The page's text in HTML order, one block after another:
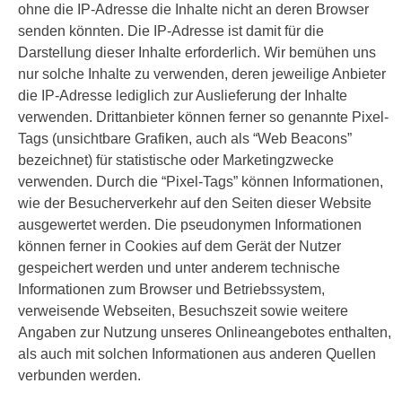
ohne die IP-Adresse die Inhalte nicht an deren Browser
senden könnten. Die IP-Adresse ist damit für die
Darstellung dieser Inhalte erforderlich. Wir bemühen uns
nur solche Inhalte zu verwenden, deren jeweilige Anbieter
die IP-Adresse lediglich zur Auslieferung der Inhalte
verwenden. Drittanbieter können ferner so genannte Pixel-
Tags (unsichtbare Grafiken, auch als “Web Beacons”
bezeichnet) für statistische oder Marketingzwecke
verwenden. Durch die “Pixel-Tags” können Informationen,
wie der Besucherverkehr auf den Seiten dieser Website
ausgewertet werden. Die pseudonymen Informationen
können ferner in Cookies auf dem Gerät der Nutzer
gespeichert werden und unter anderem technische
Informationen zum Browser und Betriebssystem,
verweisende Webseiten, Besuchszeit sowie weitere
Angaben zur Nutzung unseres Onlineangebotes enthalten,
als auch mit solchen Informationen aus anderen Quellen
verbunden werden.